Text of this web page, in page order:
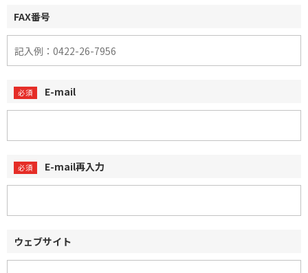
FAX番号
E-mail
E-mail再入力
ウェブサイト